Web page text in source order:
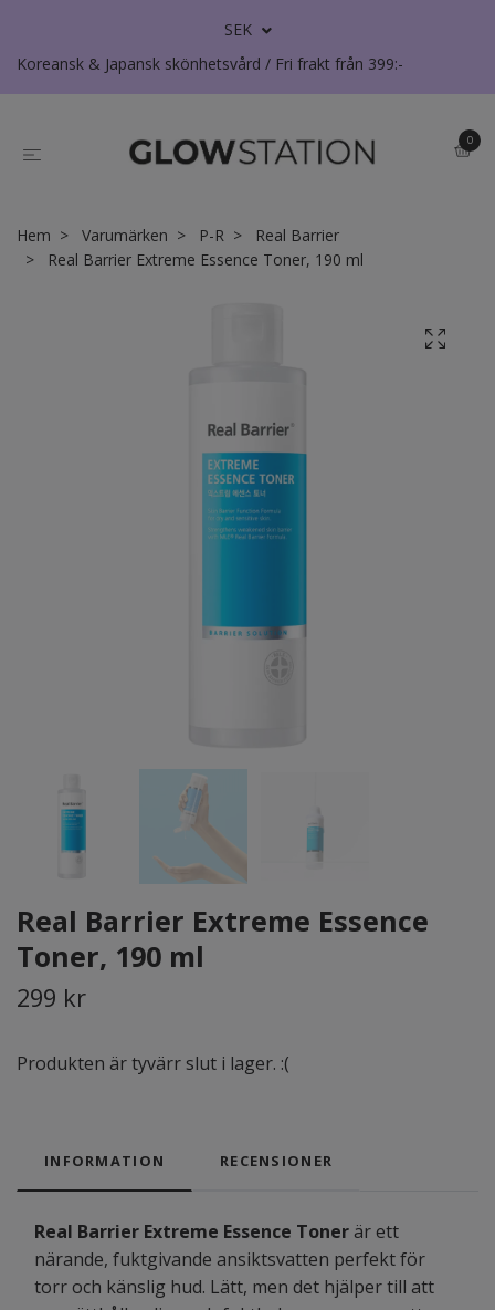
SEK
Koreansk & Japansk skönhetsvård / Fri frakt från 399:-
0
Hem Varumärken P-R
Real Barrier
Real Barrier Extreme Essence Toner, 190 ml
Real Barrier Extreme Essence
Toner, 190 ml
299 kr
Produkten är tyvärr slut i lager. :(
INFORMATION RECENSIONER
Real Barrier Extreme Essence Tonerär ett
närande, fuktgivande ansiktsvatten perfekt för
torr och känslig hud. Lätt, men det hjälper till att